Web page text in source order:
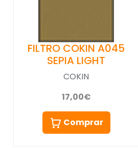
FILTRO COKIN A045
SEPIA LIGHT
COKIN
17,00€
Comprar